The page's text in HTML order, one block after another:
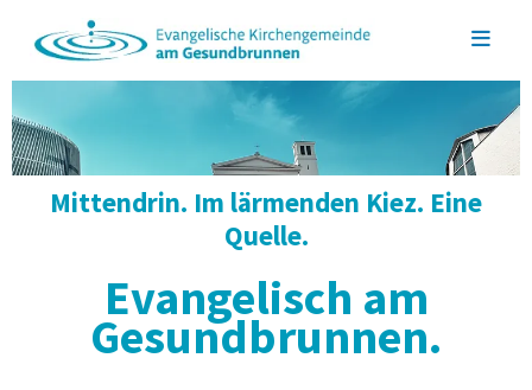
Mittendrin. Im lärmenden Kiez. Eine
Quelle.
Evangelisch am
Gesundbrunnen.